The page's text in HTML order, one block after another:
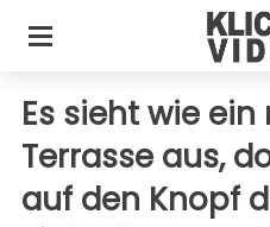
Es sieht wie
Terrasse aus,
auf den Knopf